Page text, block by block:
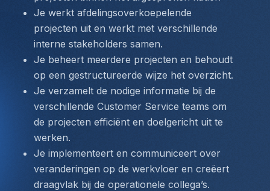
Je werkt afdelingsoverkoepelende
projecten uit en werkt met verschillende
interne stakeholders samen.
Je beheert meerdere projecten en behoudt
op een gestructureerde wijze het overzicht.
Je verzamelt de nodige informatie bij de
verschillende Customer Service teams om
de projecten efficiënt en doelgericht uit te
werken.
Je implementeert en communiceert over
veranderingen op de werkvloer en creëert
draagvlak bij de operationele collega’s.